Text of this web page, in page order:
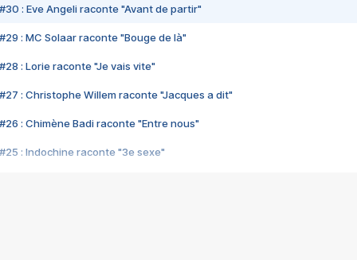
#30 : Eve Angeli raconte "Avant de partir"
#29 : MC Solaar raconte "Bouge de là"
#28 : Lorie raconte "Je vais vite"
#27 : Christophe Willem raconte "Jacques a dit"
#26 : Chimène Badi raconte "Entre nous"
#25 : Indochine raconte "3e sexe"